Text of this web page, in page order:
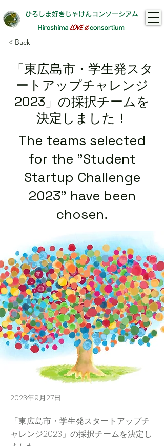
ひろしま好きじゃけんコンソーシアム
< Back
「東広島市・学生発スタ
ートアップチャレンジ
2023」の採択チームを
決定しました！
The teams selected
for the "Student
Startup Challenge
2023" have been
chosen.
2023年9月27日
「東広島市・学生発スタートアップチ
ャレンジ2023」の採択チームを決定し